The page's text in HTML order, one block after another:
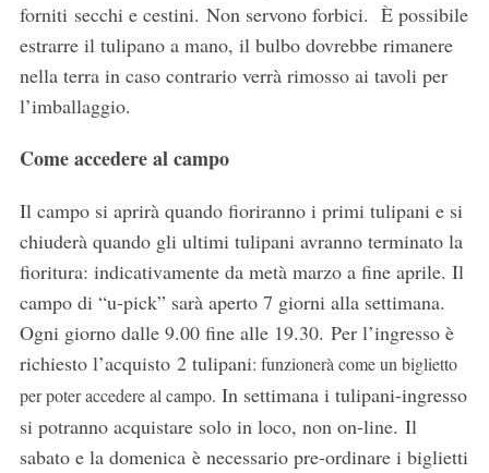
forniti secchi e cestini. Non servono forbici. È possibile
estrarre il tulipano a mano, il bulbo dovrebbe rimanere
nella terra in caso contrario verrà rimosso ai tavoli per
l’imballaggio.
Come accedere al campo
Il campo si aprirà quando fioriranno i primi tulipani e si
chiuderà quando gli ultimi tulipani avranno terminato la
fioritura: indicativamente da metà marzo a fine aprile. Il
campo di “u-pick” sarà aperto 7 giorni alla settimana.
Ogni giorno dalle 9.00 fine alle 19.30. Per l’ingresso è
richiesto l’acquisto 2 tulipani: funzionerà come un biglietto
per poter accedere al campo. In settimana i tulipani-ingresso
si potranno acquistare solo in loco, non on-line. Il
sabato e la domenicaè necessario pre-ordinare i biglietti